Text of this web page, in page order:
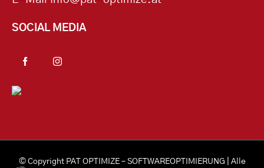
SOCIAL MEDIA
© Copyright PAT OPTIMIZE – SOFTWAREOPTIMIERUNG | Alle